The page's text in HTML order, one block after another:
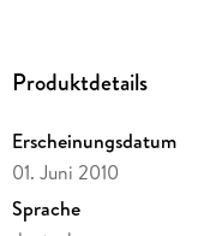
- Übriggeblieben
- Ohne Blitzlicht
Produktdetails
Erscheinungsdatum
01. Juni 2010
Sprache